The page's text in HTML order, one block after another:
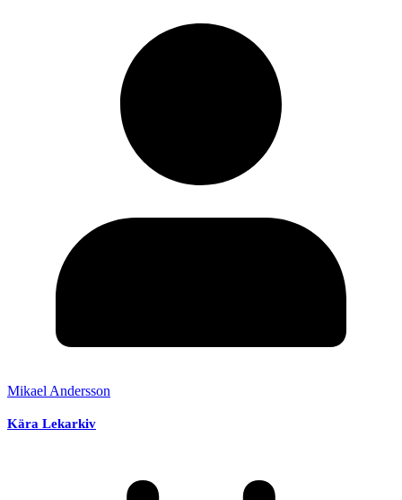
Mikael Andersson
Kära Lekarkiv